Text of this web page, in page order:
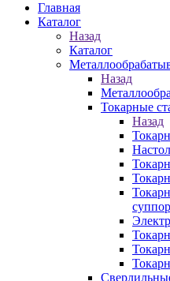
Главная
Каталог
Назад
Каталог
Назад
Токарные
Назад